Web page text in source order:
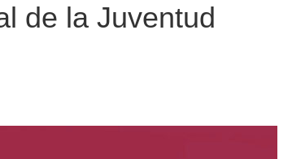
de la Juventud